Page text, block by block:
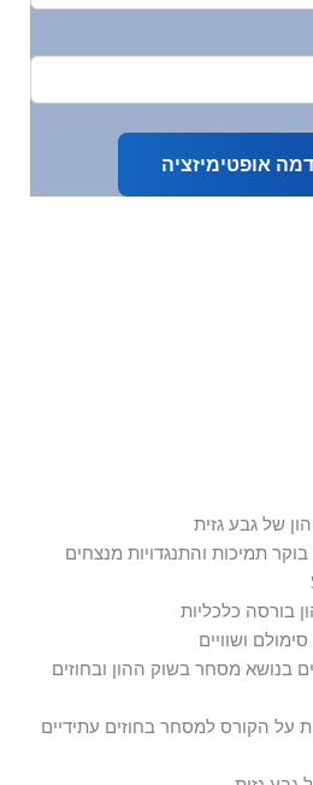
אופטימיזציה
של גבע גזית
תמיכות והתנגדויות מנצחים
בורסה כלכליות
ושוויים
בנושא מסחר בשוק ההון ובחוזים
על הקורס למסחר בחוזים עתידיים